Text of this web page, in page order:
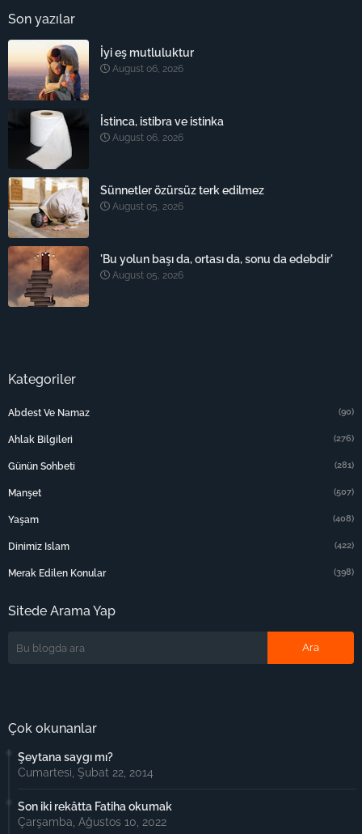
Son yazılar
İyi eş mutluluktur
August 06, 2026
İstinca, istibra ve istinka
August 06, 2026
Sünnetler özürsüz terk edilmez
August 05, 2026
'Bu yolun başı da, ortası da, sonu da edebdir'
August 05, 2026
Kategoriler
Abdest Ve Namaz (90)
Ahlak Bilgileri (276)
Günün Sohbeti (281)
Manşet (507)
Yaşam (408)
Dinimiz Islam (422)
Merak Edilen Konular (398)
Sitede Arama Yap
Çok okunanlar
Şeytana saygı mı?
Cumartesi, Şubat 22, 2014
Son iki rekâtta Fatiha okumak
Çarşamba, Ağustos 10, 2022